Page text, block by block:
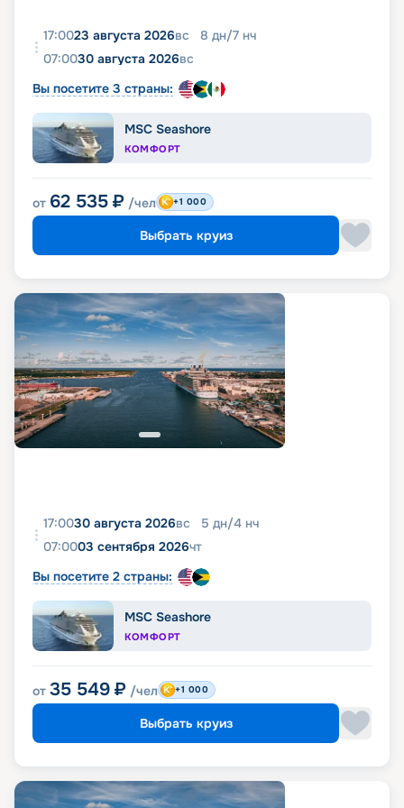
17:0023 августа 2026вс 8 дн/7 нч
07:0030 августа 2026вс
Вы посетите 3 страны:
MSC Seashore
КОМФОРТ
от 62 535 ₽ /чел +1 000
Выбрать круиз
17:0030 августа 2026вс 5 дн/4 нч
07:0003 сентября 2026чт
Вы посетите 2 страны:
MSC Seashore
КОМФОРТ
от 35 549 ₽ /чел +1 000
Выбрать круиз